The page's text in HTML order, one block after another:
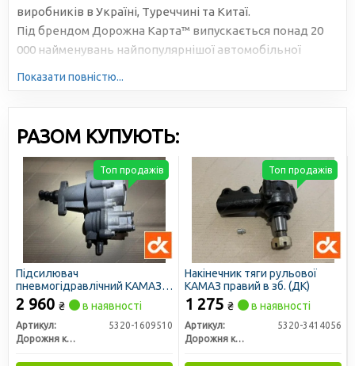
виробників в Україні, Туреччині та Китаї.
Під брендом Дорожна Карта™ випускається понад 20
000 найменувань найпопулярнішої автомобільної
Показати повністю...
РАЗОМ КУПУЮТЬ:
Підсилювач
пневмогідравлічний КАМАЗ
ПГУ (ДК)
2 960 ₴ в наявності
Артикул:
5320-1609510
Дорожня карта
Топ продажів
Накінечник тяги рульової
КАМАЗ правий в зб. (ДК)
1 275 ₴ в наявності
Артикул:
5320-3414056
Дорожня карта
Топ продажів